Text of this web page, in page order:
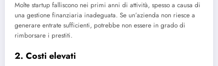
Molte startup falliscono nei primi anni di attività, spesso a causa di
una gestione finanziaria inadeguata. Se un’azienda non riesce a
generare entrate sufficienti, potrebbe non essere in grado di
rimborsare i prestiti.
2. Costi elevati